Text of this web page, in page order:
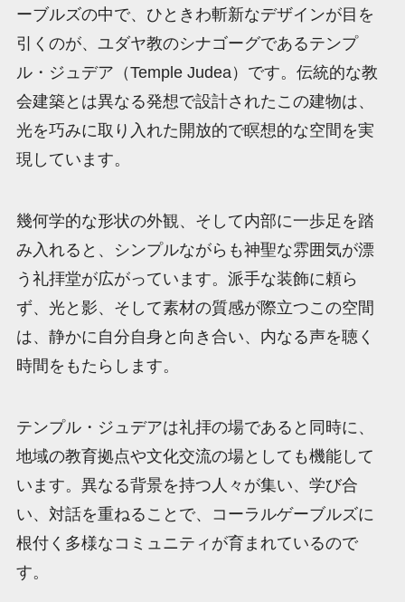
ーブルズの中で、ひときわ斬新なデザインが目を
引くのが、ユダヤ教のシナゴーグであるテンプ
ル・ジュデア（Temple Judea）です。伝統的な教
会建築とは異なる発想で設計されたこの建物は、
光を巧みに取り入れた開放的で瞑想的な空間を実
現しています。
幾何学的な形状の外観、そして内部に一歩足を踏
み入れると、シンプルながらも神聖な雰囲気が漂
う礼拝堂が広がっています。派手な装飾に頼ら
ず、光と影、そして素材の質感が際立つこの空間
は、静かに自分自身と向き合い、内なる声を聴く
時間をもたらします。
テンプル・ジュデアは礼拝の場であると同時に、
地域の教育拠点や文化交流の場としても機能して
います。異なる背景を持つ人々が集い、学び合
い、対話を重ねることで、コーラルゲーブルズに
根付く多様なコミュニティが育まれているので
す。